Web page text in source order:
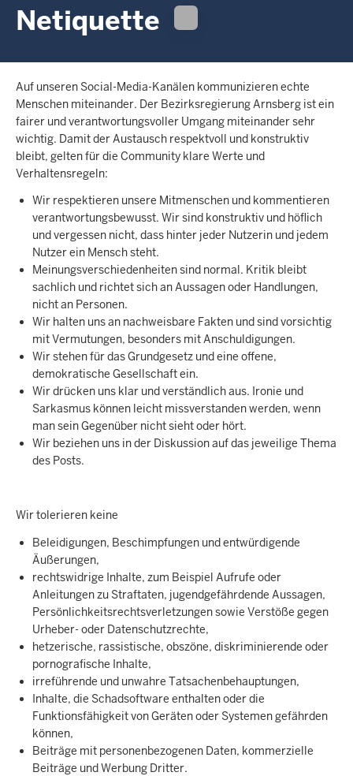
i
e
r
Netiquette
Auf unseren Social-Media-Kanälen kommunizieren echte
Menschen miteinander. Der Bezirksregierung Arnsberg ist ein
fairer und verantwortungsvoller Umgang miteinander sehr
wichtig. Damit der Austausch respektvoll und konstruktiv
bleibt, gelten für die Community klare Werte und
Verhaltensregeln:
Wir respektieren unsere Mitmenschen und kommentieren
verantwortungsbewusst. Wir sind konstruktiv und höflich
und vergessen nicht, dass hinter jeder Nutzerin und jedem
Nutzer ein Mensch steht.
Meinungsverschiedenheiten sind normal. Kritik bleibt
sachlich und richtet sich an Aussagen oder Handlungen,
nicht an Personen.
Wir halten uns an nachweisbare Fakten und sind vorsichtig
mit Vermutungen, besonders mit Anschuldigungen.
Wir stehen für das Grundgesetz und eine offene,
demokratische Gesellschaft ein.
Wir drücken uns klar und verständlich aus. Ironie und
Sarkasmus können leicht missverstanden werden, wenn
man sein Gegenüber nicht sieht oder hört.
Wir beziehen uns in der Diskussion auf das jeweilige Thema
des Posts.
Wir tolerieren keine
Beleidigungen, Beschimpfungen und entwürdigende
Äußerungen,
rechtswidrige Inhalte, zum Beispiel Aufrufe oder
Anleitungen zu Straftaten, jugendgefährdende Aussagen,
Persönlichkeitsrechtsverletzungen sowie Verstöße gegen
Urheber- oder Datenschutzrechte,
hetzerische, rassistische, obszöne, diskriminierende oder
pornografische Inhalte,
irreführende und unwahre Tatsachenbehauptungen,
Inhalte, die Schadsoftware enthalten oder die
Funktionsfähigkeit von Geräten oder Systemen gefährden
können,
Beiträge mit personenbezogenen Daten, kommerzielle
Beiträge und Werbung Dritter.